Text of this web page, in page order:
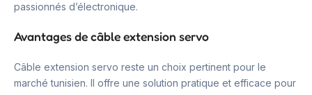
passionnés d’électronique.
Avantages de câble extension servo
Câble extension servo reste un choix pertinent pour le
marché tunisien. Il offre une solution pratique et efficace pour